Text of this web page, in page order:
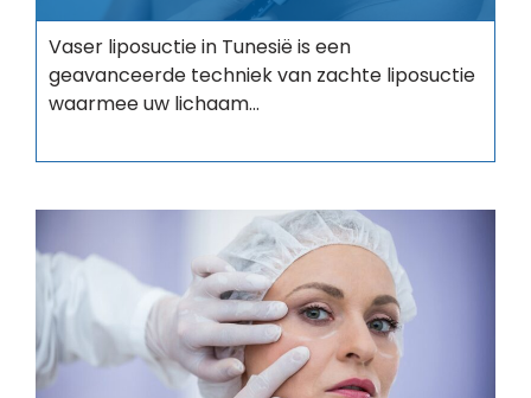
Vaser liposuctie in Tunesië is een
geavanceerde techniek van zachte liposuctie
waarmee uw lichaam...